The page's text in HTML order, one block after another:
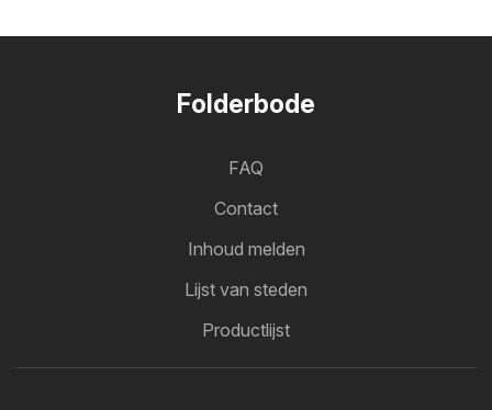
Folderbode
FAQ
Contact
Inhoud melden
Lijst van steden
Productlijst